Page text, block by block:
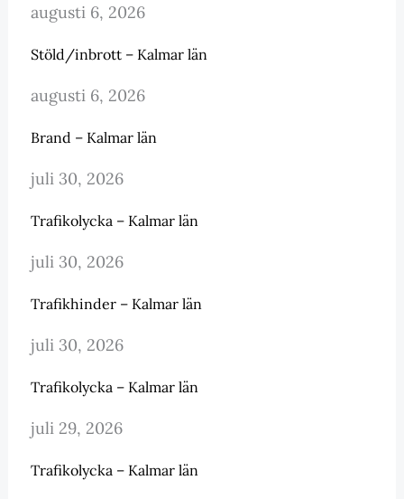
augusti 6, 2026
Stöld/inbrott – Kalmar län
augusti 6, 2026
Brand – Kalmar län
juli 30, 2026
Trafikolycka – Kalmar län
juli 30, 2026
Trafikhinder – Kalmar län
juli 30, 2026
Trafikolycka – Kalmar län
juli 29, 2026
Trafikolycka – Kalmar län